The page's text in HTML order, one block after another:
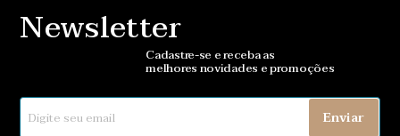
Newsletter
Cadastre-se e receba as
melhores novidades e promoções
Enviar